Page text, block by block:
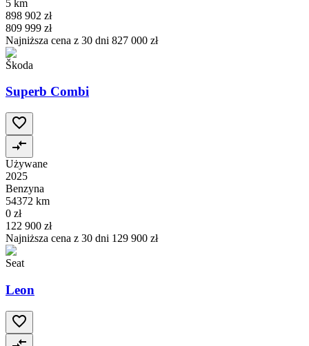
5 km
898 902 zł
809 999 zł
Najniższa cena z 30 dni 827 000 zł
Škoda
Superb Combi
Używane
2025
Benzyna
54372 km
0 zł
122 900 zł
Najniższa cena z 30 dni 129 900 zł
Seat
Leon